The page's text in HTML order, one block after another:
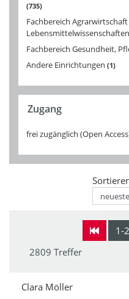
735
Fachbereich
Lebensmittelwissenschaften
Fachbereich Gesundheit,
Andere Einrichtungen 1
Zugang
frei zugänglich (Open
1-
2809 Treffer
Clara Möller